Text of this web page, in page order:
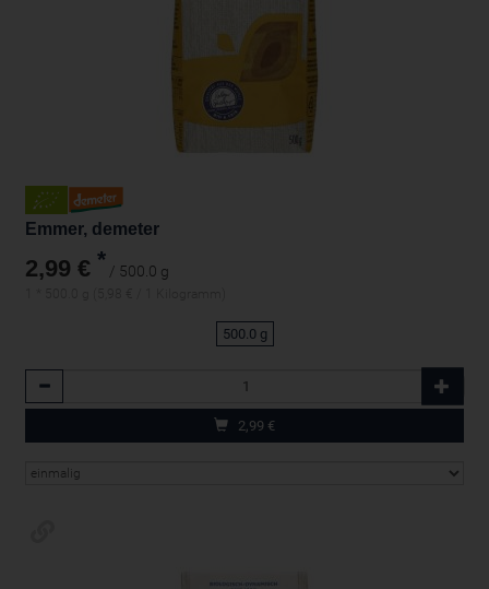
Emmer, demeter
2,99 € * / 500.0 g
500.0 g
2,99 €